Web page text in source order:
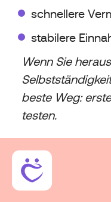
schnellere
stabilere
Wenn Sie
beste Weg:
testen.